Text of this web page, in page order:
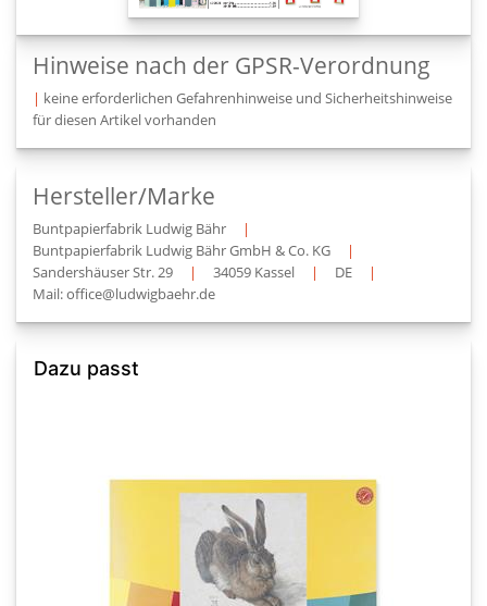
Hinweise nach der GPSR-Verordnung
| keine erforderlichen Gefahrenhinweise und Sicherheitshinweise
für diesen Artikel vorhanden
Hersteller/Marke
Buntpapierfabrik Ludwig Bähr
|
Buntpapierfabrik Ludwig Bähr GmbH & Co. KG
|
Sandershäuser Str. 29
| 34059 Kassel | DE
|
Mail: office@ludwigbaehr.de
Dazu passt